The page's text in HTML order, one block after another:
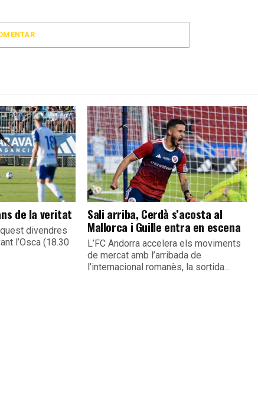
de la veritat
divendres
l’Osca (18.30
Sali arriba, Cerdà s’acosta al
Mallorca i Guille entra en escena
L’FC Andorra accelera els moviments
de mercat amb l’arribada de
l’internacional romanès, la sortida...